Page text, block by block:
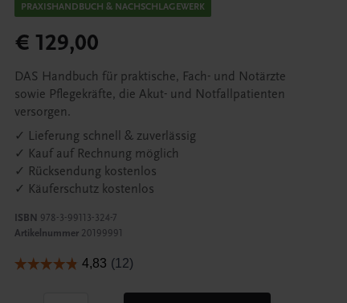
PRAXISHANDBUCH & NACHSCHLAGEWERK
€ 129,00
DAS Handbuch für praktische, Fach- und Notärzte
sowie Pflegekräfte, die Akut- und Notfallpatienten
versorgen.
✓ Lieferung schnell & zuverlässig
✓ Kauf auf Rechnung möglich
✓ Rücksendung kostenlos
✓ Käuferschutz kostenlos
ISBN 978-3-99113-324-7
Artikelnummer20199991